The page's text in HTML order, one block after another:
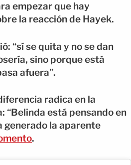
empezar que hay
la reacción de Hayek.
“sí se quita y no se dan
sino porque está
afuera”.
radica en la
“Belinda está pensando en
generado la aparente
.